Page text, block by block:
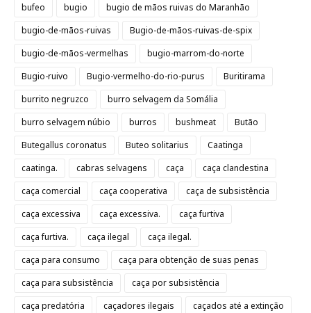
bufeo
bugio
bugio de mãos ruivas do Maranhão
bugio-de-mãos-ruivas
Bugio-de-mãos-ruivas-de-spix
bugio-de-mãos-vermelhas
bugio-marrom-do-norte
Bugio-ruivo
Bugio-vermelho-do-rio-purus
Buritirama
burrito negruzco
burro selvagem da Somália
burro selvagem núbio
burros bushmeat
Butão
Butegallus coronatus
Buteo solitarius
Caatinga
caatinga.
cabras selvagens caça
caça clandestina
caça comercial
caça cooperativa
caça de subsistência
caça excessiva
caça excessiva.
caça furtiva
caça furtiva.
caça ilegal
caça ilegal.
caça para consumo
caça para obtenção de suas penas
caça para subsistência
caça por subsistência
caça predatória
caçadores ilegais
caçados até a extinção